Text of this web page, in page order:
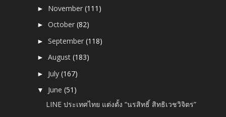
► November(111)
►October(82)
►September(118)
►August(183)
► July(167)
▼ June(51)
LINE ประเทศไทย แต่งตั้ง “นรสิทธิ์ สิทธิเวชวิจิตร”